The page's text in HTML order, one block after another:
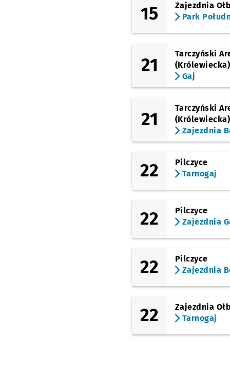
(Kwidzyńska)
Kowale
15
Zajezdnia
Park
21
Tarczyński
(Królewiecka)
Gaj
21
Tarczyński
(Królewiecka)
Zajezdnia
22
Pilczyce
Tarnogaj
22
Pilczyce
Zajezdnia
22
Pilczyce
Zajezdnia
22
Zajezdnia
Tarnogaj